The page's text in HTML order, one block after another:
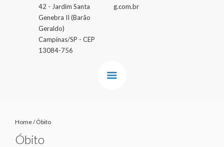
42 - Jardim Santa
Genebra II (Barão
Geraldo)
Campinas/SP - CEP
13084-756
g.com.br
Home/Óbito
Óbito